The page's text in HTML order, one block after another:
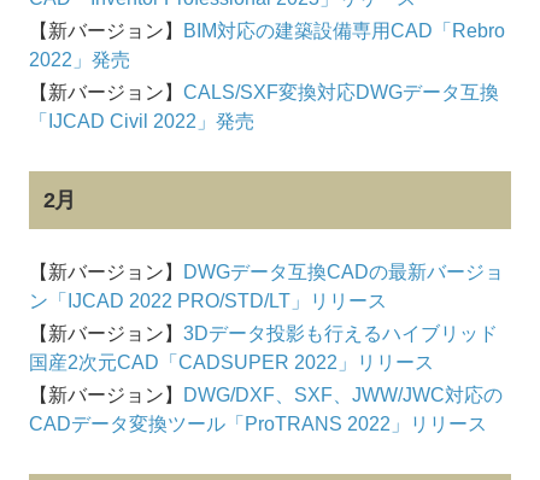
【新バージョン】
BIM対応の建築設備専用CAD「Rebro
2022」発売
【新バージョン】 CALS/SXF変換対応DWGデータ互換
「IJCAD Civil 2022」発売
2月
【新バージョン】
DWGデータ互換CADの最新バージョ
ン「IJCAD 2022 PRO/STD/LT」リリース
【新バージョン】 3Dデータ投影も行えるハイブリッド
国産2次元CAD「CADSUPER 2022」リリース
【新バージョン】
DWG/DXF、SXF、JWW/JWC対応の
CADデータ変換ツール「ProTRANS 2022」リリース